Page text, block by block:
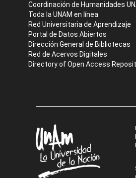
Coordinación de Humanidades
Toda la UNAM en línea
Red Universitaria de Aprendizaje
Portal de Datos Abiertos
Dirección General de Bibliotecas
Red de Acervos Digitales
Directory of Open Access